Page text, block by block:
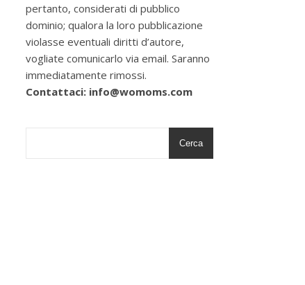
pertanto, considerati di pubblico
dominio; qualora la loro pubblicazione
violasse eventuali diritti d’autore,
vogliate comunicarlo via email. Saranno
immediatamente rimossi.
Contattaci: info@womoms.com
Cerca